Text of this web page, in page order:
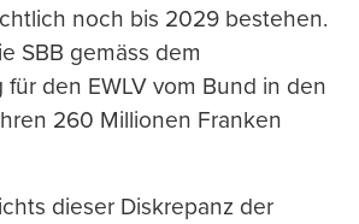
noch bis 2029 bestehen.
SBB gemäss dem
den EWLV vom Bund in den
260 Millionen Franken
dieser Diskrepanz der